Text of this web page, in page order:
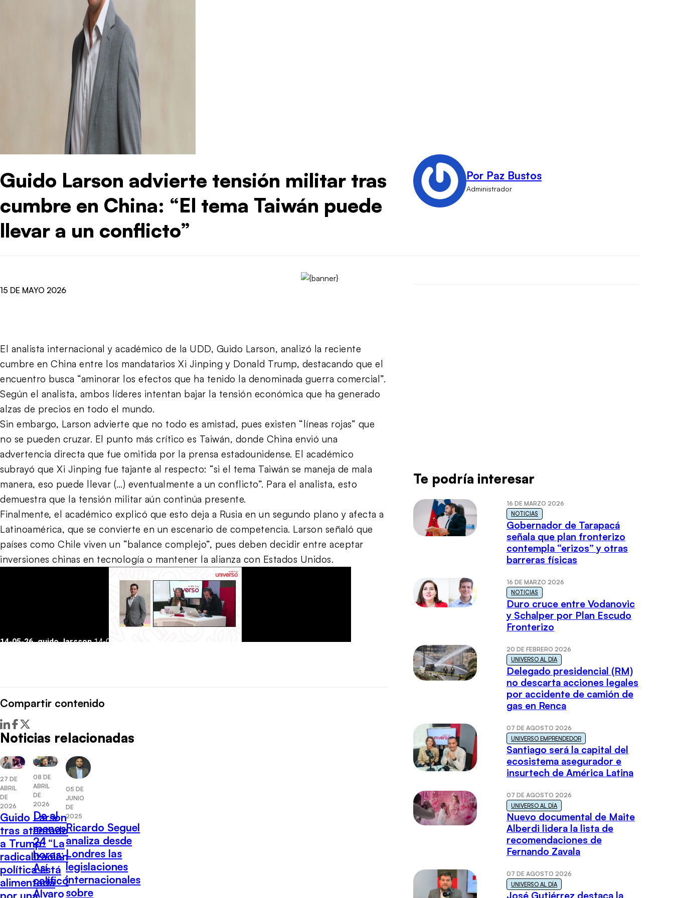
Guido Larson advierte tensión militar tras
cumbre en China: “El tema Taiwán puede
llevar a un conflicto”
Por Paz Bustos
Administrador
15 DE MAYO 2026
El analista internacional y académico de la UDD, Guido Larson, analizó la reciente
cumbre en China entre los mandatarios Xi Jinping y Donald Trump, destacando que el
encuentro busca “aminorar los efectos que ha tenido la denominada guerra comercial”.
Según el analista, ambos líderes intentan bajar la tensión económica que ha generado
alzas de precios en todo el mundo.
Sin embargo, Larson advierte que no todo es amistad, pues existen “líneas rojas” que
no se pueden cruzar. El punto más crítico es Taiwán, donde China envió una
advertencia directa que fue omitida por la prensa estadounidense. El académico
subrayó que Xi Jinping fue tajante al respecto: “si el tema Taiwán se maneja de mala
manera, eso puede llevar (…) eventualmente a un conflicto”. Para el analista, esto
demuestra que la tensión militar aún continúa presente.
Finalmente, el académico explicó que esto deja a Rusia en un segundo plano y afecta a
Latinoamérica, que se convierte en un escenario de competencia. Larson señaló que
países como Chile viven un “balance complejo”, pues deben decidir entre aceptar
inversiones chinas en tecnología o mantener la alianza con Estados Unidos.
Compartir contenido
Noticias relacionadas
27 DE
ABRIL
DE
2026
Guido Larson
tras atentado
a Trump: “La
radicalización
política está
alimentada
por una
08 DE
ABRIL
DE
2026
De al
menos
24
horas:
Así
calificó
Álvaro
05 DE
JUNIO
DE
2025
Ricardo Seguel
analiza desde
Londres las
legislaciones
internacionales
sobre
Te podría interesar
16 DE MARZO 2026
NOTICIAS
Gobernador de Tarapacá
señala que plan fronterizo
contempla “erizos” y otras
barreras físicas
16 DE MARZO 2026
NOTICIAS
Duro cruce entre Vodanovic
y Schalper por Plan Escudo
Fronterizo
20 DE FEBRERO 2026
UNIVERSO AL DÍA
Delegado presidencial (RM)
no descarta acciones legales
por accidente de camión de
gas en Renca
07 DE AGOSTO 2026
UNIVERSO EMPRENDEDOR
Santiago será la capital del
ecosistema asegurador e
insurtech de América Latina
07 DE AGOSTO 2026
UNIVERSO AL DÍA
Nuevo documental de Maite
Alberdi lidera la lista de
recomendaciones de
Fernando Zavala
07 DE AGOSTO 2026
UNIVERSO AL DÍA